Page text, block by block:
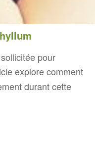
pour
explore comment
durant cette